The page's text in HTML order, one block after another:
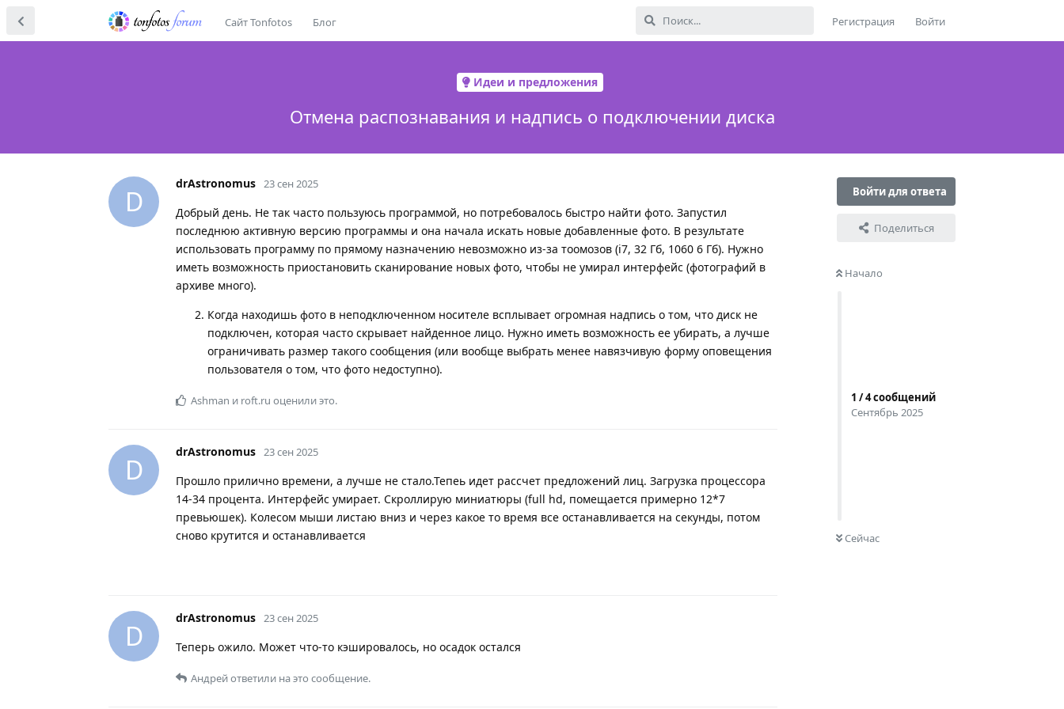
Сайт Tonfotos Блог Регистрация Войти
Идеи и предложения
Отмена распознавания и надпись о подключении диска
Войти для ответа
Поделиться
Начало
1 /4сообщений
Сентябрь 2025
Сейчас
D
drAstronomus 23 сен 2025
Добрый день. Не так часто пользуюсь программой, но потребовалось быстро найти фото. Запустил
последнюю активную версию программы и она начала искать новые добавленные фото. В результате
использовать программу по прямому назначению невозможно из-за тоомозов (i7, 32 Гб, 1060 6 Гб). Нужно
иметь возможность приостановить сканирование новых фото, чтобы не умирал интерфейс (фотографий в
архиве много).
Когда находишь фото в неподключенном носителе всплывает огромная надпись о том, что диск не
подключен, которая часто скрывает найденное лицо. Нужно иметь возможность ее убирать, а лучше
ограничивать размер такого сообщения (или вообще выбрать менее навязчивую форму оповещения
пользователя о том, что фото недоступно).
Ashman и roft.ru оценили это.
D
drAstronomus 23 сен 2025
Прошло прилично времени, а лучше не стало.Тепеь идет рассчет предложений лиц. Загрузка процессора
14-34 процента. Интерфейс умирает. Скроллирую миниатюры (full hd, помещается примерно 12*7
превьюшек). Колесом мыши листаю вниз и через какое то время все останавливается на секунды, потом
сново крутится и останавливается
D
drAstronomus 23 сен 2025
Теперь ожило. Может что-то кэшировалось, но осадок остался
Андрейответили на это сообщение.